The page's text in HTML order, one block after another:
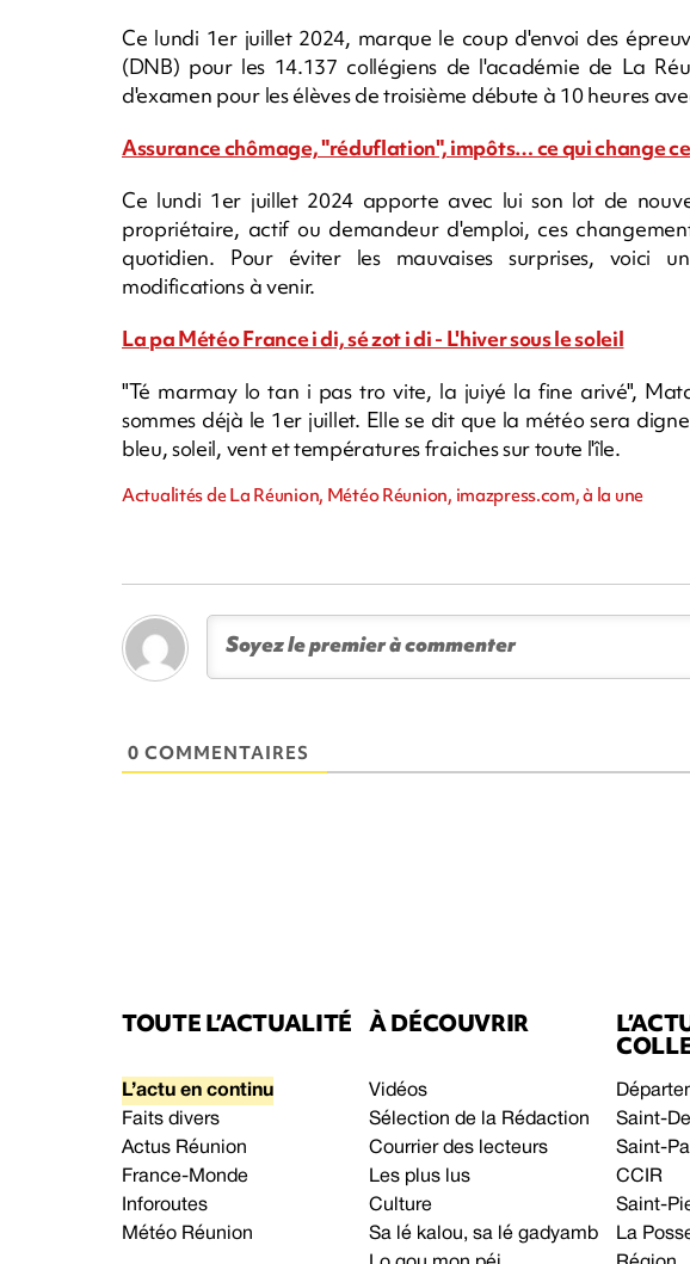
Ce lundi 1er juillet 2024, marque le coup d'envoi des
(DNB) pour les 14.137 collégiens de l'académie de La
d'examen pour les élèves de troisième débute à 10 heures
Assurance chômage, "réduflation", impôts… ce qui change
Ce lundi 1er juillet 2024 apporte avec lui son lot de
propriétaire, actif ou demandeur d'emploi, ces
quotidien. Pour éviter les mauvaises surprises, voici
modifications à venir.
La pa Météo France i di, sé zot i di - L'hiver sous le soleil
"Té marmay lo tan i pas tro vite, la juiyé la fine arivé",
sommes déjà le 1er juillet. Elle se dit que la météo sera
bleu, soleil, vent et températures fraiches sur toute l'île.
Actualités de La Réunion, Météo Réunion, imazpress.com, à la une
0 COMMENTAIRES
TOUTE L’ACTUALITÉ
L’actu en continu
Faits divers
Actus Réunion
France-Monde
Inforoutes
Météo Réunion
À DÉCOUVRIR
Vidéos
Sélection de la Rédaction
Courrier des lecteurs
Les plus lus
Culture
Sa lé kalou, sa lé gadyamb
Saint-
Saint-
CCIR
Saint-
La